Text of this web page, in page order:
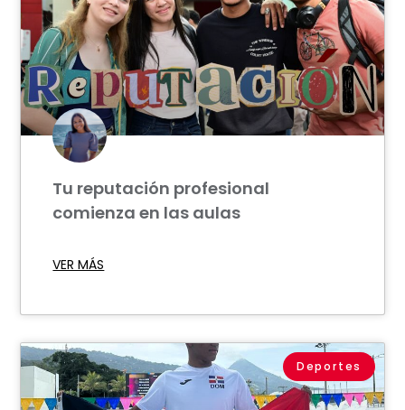
Tu reputación profesional
comienza en las aulas
VER MÁS
Deportes